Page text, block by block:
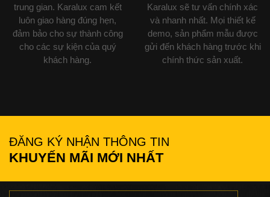
trung gian. Karalux cam kết
luôn giao hàng đúng hẹn,
đảm bảo cho sự thành công
cho các sự kiện của quý
khách hàng.
Karalux sẽ tư vấn chính xác
và nhanh nhất. Mọi thiết kế
demo, sản phẩm mẫu được
gửi đến khách hàng trước khi
chính thức sản xuất.
ĐĂNG KÝ NHẬN THÔNG TIN
KHUYẾN MÃI MỚI NHẤT